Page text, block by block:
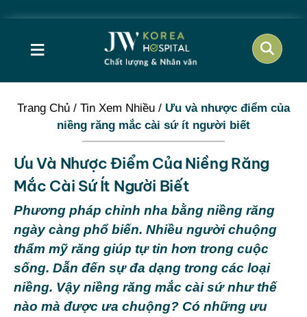
≡
Trang Chủ / Tin Xem Nhiều / Ưu và nhược điểm của
niềng răng mắc cài sứ ít người biết
Ưu Và Nhược Điểm Của Niềng Răng
Mắc Cài Sứ Ít Người Biết
Phương pháp chỉnh nha bằng niềng răng
ngày càng phổ biến. Nhiều người chuộng
thẩm mỹ răng giúp tự tin hơn trong cuộc
sống. Dẫn đến sự đa dạng trong các loại
niềng. Vậy niềng răng mắc cài sứ như thế
nào mà được ưa chuộng? Có những ưu